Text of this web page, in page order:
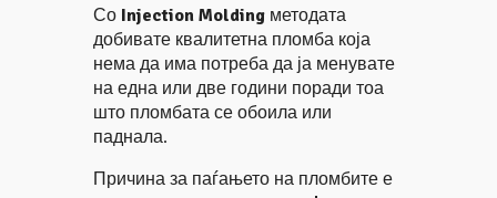
Со Injection Molding методата
добивате квалитетна пломба која
нема да има потреба да ја менувате
на една или две години поради тоа
што пломбата се обоила или
паднала.
Причина за паѓањето на пломбите е